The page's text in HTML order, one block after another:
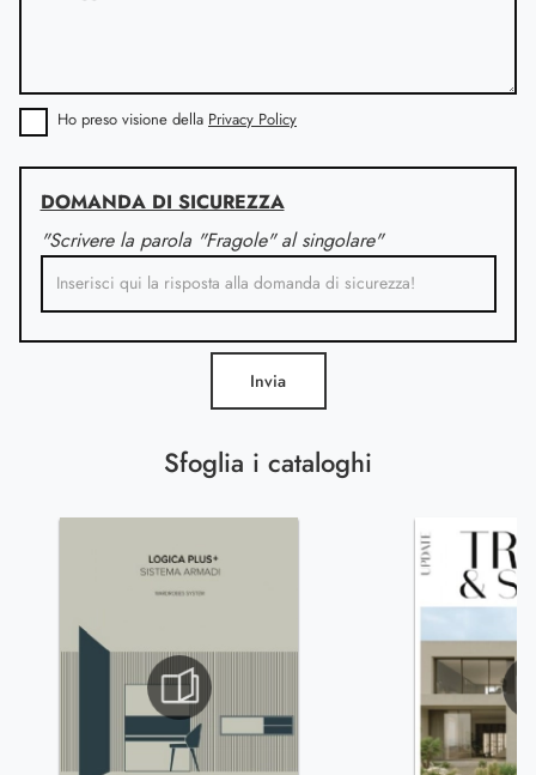
Sfoglia i cataloghi
Ho preso visione della Privacy Policy
DOMANDA DI SICUREZZA
"Scrivere la parola "Fragole" al singolare"
Invia